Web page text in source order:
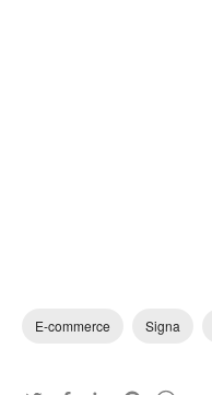
E-commerce Signa